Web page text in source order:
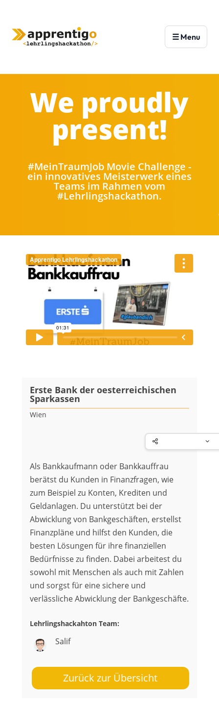
We proudly
present!
#MeinTraumJob Movie Challenge -
ein innovatives Meisterwerk eines
Teams im Rahmen vom
#Lehrlingshackathon.
Erste Bank der oesterreichischen
Sparkassen
Wien
Als Bankkaufmann oder Bankkauffrau
berätst du Kunden in Finanzfragen, wie
zum Beispiel zu Konten, Krediten und
Geldanlagen. Du unterstützt bei der
Abwicklung von Bankgeschäften, erstellst
Finanzpläne und hilfst den Kunden, die
besten Lösungen für ihre finanziellen
Bedürfnisse zu finden. Dabei arbeitest du
sowohl mit Menschen als auch mit Zahlen
und sorgst für eine sichere und
verlässliche Abwicklung der Bankgeschäfte.
Lehrlingshackahton Team:
Salif
Zurück zur Übersicht